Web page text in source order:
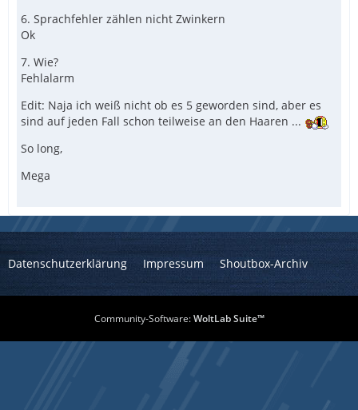
6. Sprachfehler zählen nicht Zwinkern
Ok
7. Wie?
Fehlalarm
Edit: Naja ich weiß nicht ob es 5 geworden sind, aber es
sind auf jeden Fall schon teilweise an den Haaren ...
So long,
Mega
Datenschutzerklärung Impressum Shoutbox-Archiv
Community-Software:WoltLab Suite™